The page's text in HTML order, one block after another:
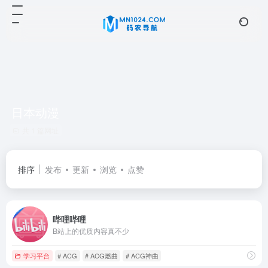
排序 发布 更新 浏览 点赞
哔哩哔哩
B站上的优质内容真不少
学习平台 # ACG # ACG燃曲 # ACG神曲